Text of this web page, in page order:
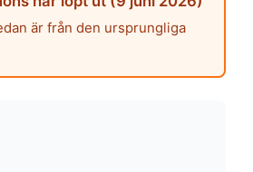
är från den ursprungliga